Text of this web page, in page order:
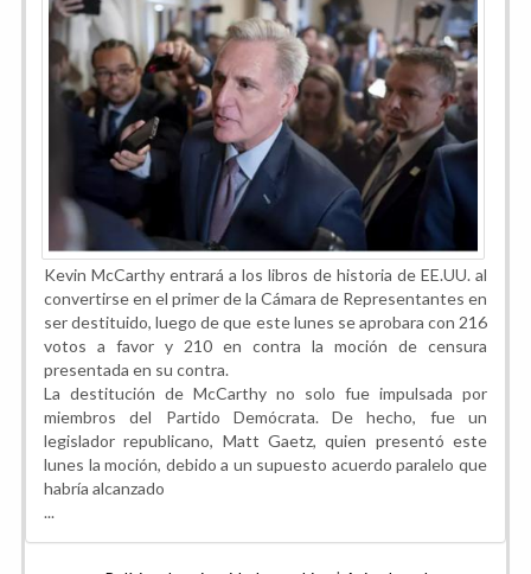
Kevin McCarthy entrará a los libros de historia de EE.UU. al
convertirse en el primer de la Cámara de Representantes en
ser destituido, luego de que este lunes se aprobara con 216
votos a favor y 210 en contra la moción de censura
presentada en su contra.
La destitución de McCarthy no solo fue impulsada por
miembros del Partido Demócrata. De hecho, fue un
legislador republicano, Matt Gaetz, quien presentó este
lunes la moción, debido a un supuesto acuerdo paralelo que
habría alcanzado
...